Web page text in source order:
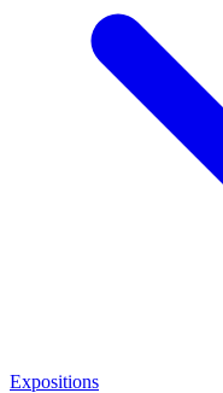
Expositions